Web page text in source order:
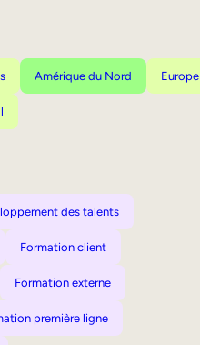
Amérique du Nord Europe
des talents
Formation client
Formation externe
première ligne